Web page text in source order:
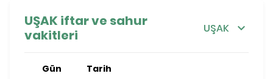
UŞAK iftar ve sahur
vakitleri
UŞAK
Gün Tarih